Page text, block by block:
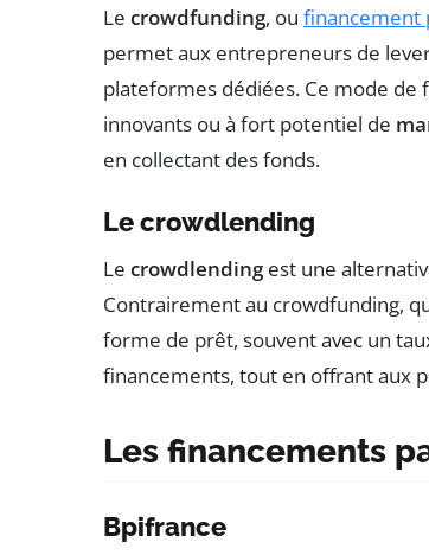
Le crowdfunding, ou financement
permet aux entrepreneurs de
plateformes dédiées. Ce mode
innovants ou à fort potentiel de
en collectant des fonds.
Le crowdlending
Le crowdlendingest une
Contrairement au crowdfunding,
forme de prêt, souvent avec un
financements, tout en offrant aux
Les financements
Bpifrance